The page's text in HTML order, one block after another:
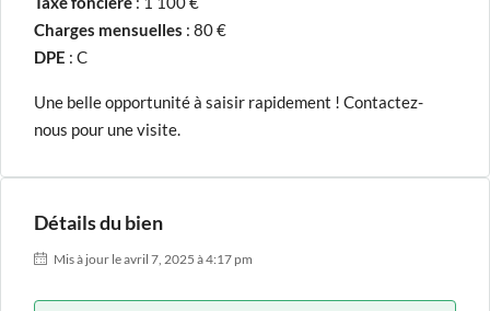
Charges mensuelles : 80 €
DPE : C
Une belle opportunité à saisir rapidement ! Contactez-
nous pour une visite.
Détails du bien
Mis à jour le avril 7, 2025 à 4:17 pm